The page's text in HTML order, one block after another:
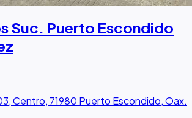
Suc. Puerto Escondido
Centro, 71980 Puerto Escondido, Oax.